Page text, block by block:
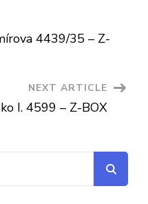
4439/35 – Z-
NEXT ARTICLE
I. 4599 – Z-BOX